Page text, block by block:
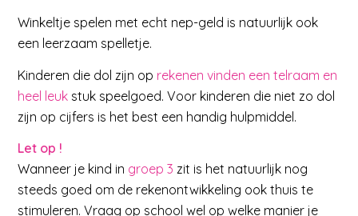
Winkeltje spelen met echt nep-geld is natuurlijk ook
een leerzaam spelletje.
Kinderen die dol zijn op rekenen vinden een telraam en
heel leuk stuk speelgoed. Voor kinderen die niet zo dol
zijn op cijfers is het best een handig hulpmiddel.
Let op !
Wanneer je kind in groep 3 zit is het natuurlijk nog
steeds goed om de rekenontwikkeling ook thuis te
stimuleren. Vraag op school wel op welke manier je